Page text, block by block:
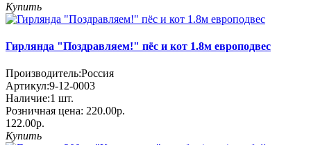
Купить
Гирлянда "Поздравляем!" пёс и кот 1.8м европодвес
Производитель:Россия
Артикул:9-12-0003
Наличие:1 шт.
Розничная цена: 220.00р.
122.00р.
Купить